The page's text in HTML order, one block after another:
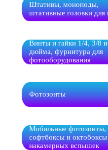
Штативы, моноподы,
штативные головки для
Винты и гайки 1/4, 3/8
дюйма, фурнитура для
фотооборудования
Фотозонты
Мобильные фотозонты,
софтбоксы и октобоксы
накамерных вспышек